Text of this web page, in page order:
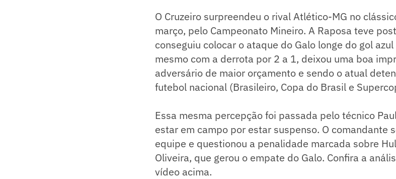
O Cruzeiro surpreendeu o rival Atlético-MG no
março, pelo Campeonato Mineiro. A Raposa teve
conseguiu colocar o ataque do Galo longe do gol
mesmo com a derrota por 2 a 1, deixou uma boa
adversário de maior orçamento e sendo o atual
futebol nacional (Brasileiro, Copa do Brasil e
Essa mesma percepção foi passada pelo técnico
estar em campo por estar suspenso. O comandante
equipe e questionou a penalidade marcada sobre
Oliveira, que gerou o empate do Galo. Confira a
vídeo acima.